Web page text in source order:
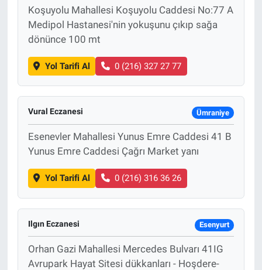
Koşuyolu Mahallesi Koşuyolu Caddesi No:77 A
Medipol Hastanesi'nin yokuşunu çıkıp sağa
dönünce 100 mt
Yol Tarifi Al 0 (216) 327 27 77
Vural Eczanesi Ümraniye
Esenevler Mahallesi Yunus Emre Caddesi 41 B
Yunus Emre Caddesi Çağrı Market yanı
Yol Tarifi Al 0 (216) 316 36 26
Ilgın Eczanesi Esenyurt
Orhan Gazi Mahallesi Mercedes Bulvarı 41IG
Avrupark Hayat Sitesi dükkanları - Hoşdere-